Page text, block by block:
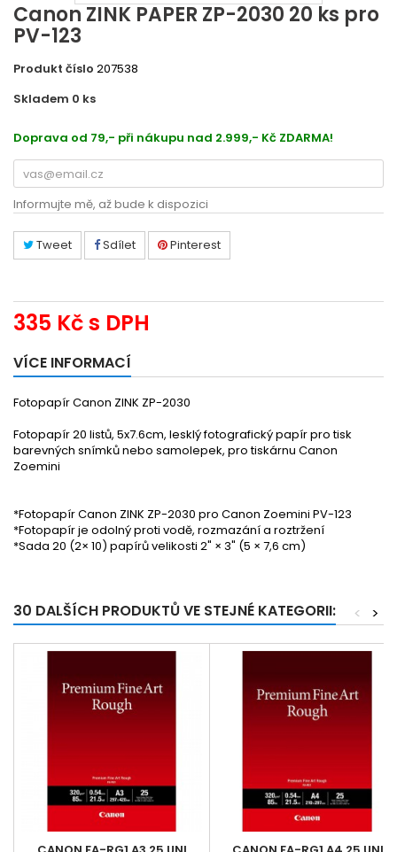
Canon ZINK PAPER ZP-2030 20 ks pro
PV-123
Produkt číslo 207538
Skladem 0 ks
Doprava od 79,- při nákupu nad 2.999,- Kč ZDARMA!
Informujte mě, až bude k dispozici
Tweet Sdílet Pinterest
335 Kčs DPH
VÍCE INFORMACÍ
Fotopapír Canon ZINK ZP-2030
Fotopapír 20 listů, 5x7.6cm, lesklý fotografický papír pro tisk
barevných snímků nebo samolepek, pro tiskárnu Canon
Zoemini
*Fotopapír Canon ZINK ZP-2030 pro Canon Zoemini PV-123
*Fotopapír je odolný proti vodě, rozmazání a roztržení
*Sada 20 (2× 10) papírů velikosti 2" × 3" (5 × 7,6 cm)
30 DALŠÍCH PRODUKTŮ VE STEJNÉ KATEGORII: >
<